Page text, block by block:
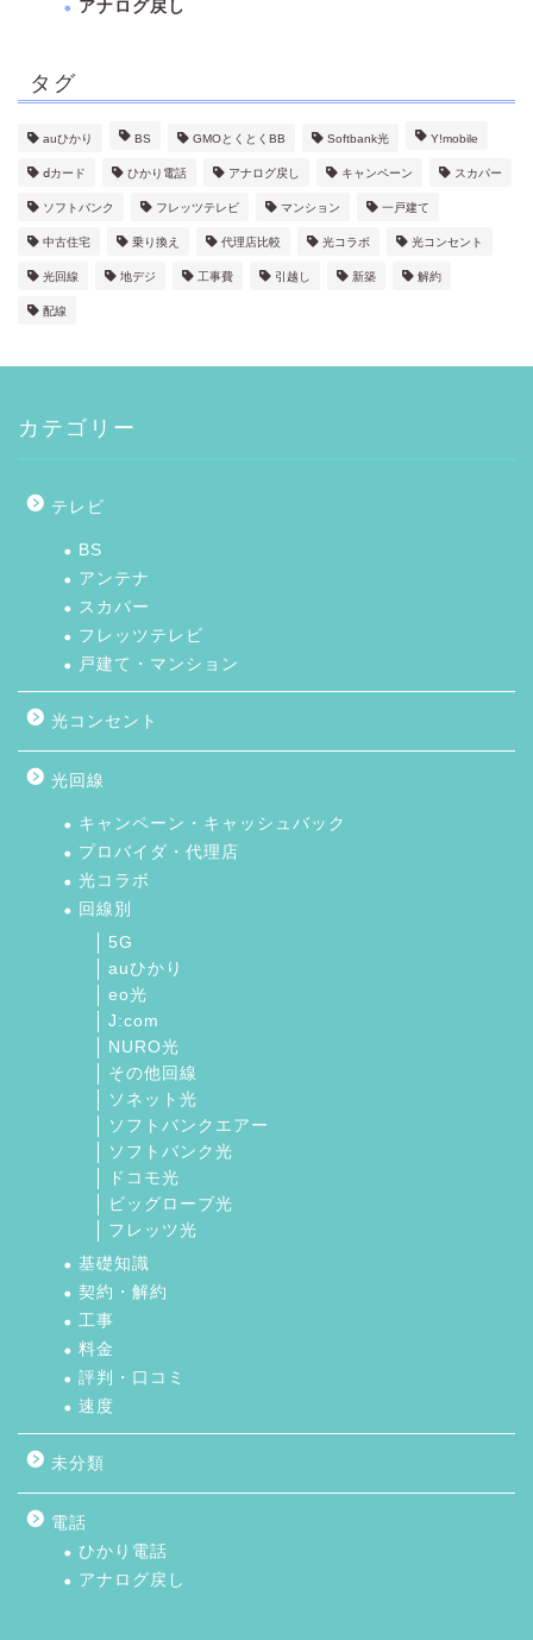
アナログ戻し
タグ
auひかり BS GMOとくとくBB Softbank光 Y!mobile
ⅾカード ひかり電話 アナログ戻し キャンペーン スカパー
ソフトバンク フレッツテレビ マンション 一戸建て
中古住宅 乗り換え 代理店比較 光コラボ 光コンセント
光回線 地デジ 工事費 引越し 新築 解約
配線
カテゴリー
テレビ
BS
アンテナ
スカパー
フレッツテレビ
戸建て・マンション
光コンセント
光回線
キャンペーン・キャッシュバック
プロバイダ・代理店
光コラボ
回線別
5G
auひかり
eo光
J:com
NURO光
その他回線
ソネット光
ソフトバンクエアー
ソフトバンク光
ドコモ光
ビッグローブ光
フレッツ光
基礎知識
契約・解約
工事
料金
評判・口コミ
速度
未分類
電話
ひかり電話
アナログ戻し